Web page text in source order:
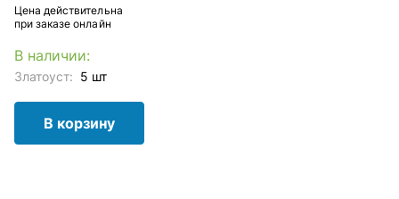
Цена действительна
при заказе онлайн
В наличии:
Златоуст: 5 шт
В корзину